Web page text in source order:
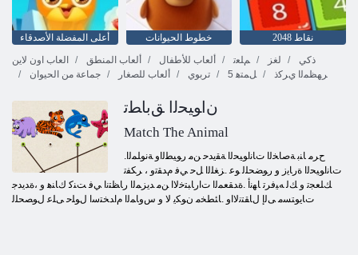
أعلى المفضلة الأصدقاء خطوط الحيوانات
2048 نقاط
العاب اون لاين
ألعاب المنطق ألعاب للأطفال ﻢﻠﻌﺗ لغز
ذكي
جماعة من الحيوان
ألعاب للصغار تربوي 5 ﻞﻤﺘﻫ ﺮﻬﻈﻤﻟﺍ ﻱﺮﻛﺫ
ﻥﺍﻮﻴﺤﻟﺍ ﻖﺑﺎﻄﺗ
Match The Animal
.ﺡﺮﻣ ﺎﻨﺑ ﺔﺻﺎﺨﻟﺍ ﺕﺎﻧﺍﻮﻴﺤﻟﺍ ﺔﻘﻳﺪﺣ ﻦﻣ ﺭﻮﻴﻄﻟﺍﻭ ﺔﻧﻮﻠﻤﻟﺍ
ﺕﺎﻧﺍﻮﻴﺤﻟﺍ ﺓﺭﺎﻳﺯ ﻭ ﺭﻮﻀﺤﻠﻟ ﻮﻋ .ﺰﻐﻠﻟﺍ ﻞﺣ ﻲﻓ ﻡﺪﻘﺗﻭ ، ﺮﻜﻔﺗ
ﻚﻠﻌﺠﺗ ﻭ ﻚﻟ ﻪﻴﻓﺮﺗ ﺎﻬﻧﺃ .ﺓﺪﻘﻌﻤﻟﺍ ﺕﺍﺭﺎﺒﺘﺧﻻ ﺍ ﻦﻣ ﺪﻳﺰﻤﻟﺍ ﺭﺎﻈﺘﻧﺍ ﻲﻓ ﺖﻨﻛ ﻙﺎﻨﻫ ﻭ ،ﺓﺪﻳﺪﺟ
ﺕﺎﻳﻮﺘﺴﻣ ﻰﻟﺇ ﻝﺎﻘﺘﻧﻻ ﺍﻭ .ﺎﺌﻄﺨﻣ ﻥﻮﻜﻳ ﻻ ﻭ ﺱﻭﺎﻤﻟﺍ ﻡﺍﺪﺨﺘﺳﺍ ﻝﻮﻠﺣ ﻰﻠﻋ ﻝﻮﺼﺤﻠﻟ